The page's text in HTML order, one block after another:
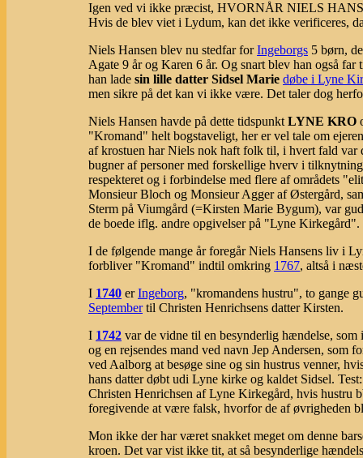
Igen ved vi ikke præcist, HVORNÅR NIELS
Hvis de blev viet i Lydum, kan det ikke verificeres,
Niels Hansen blev nu stedfar forIngeborgs 5 børn,
Agate 9 år og Karen 6 år. Og snart blev han også
han lade sin lille datter Sidsel Marie døbe i Lyne
men sikre på det kan vi ikke være. Det taler dog
Niels Hansen havde på dette tidspunkt LYNE KRO
"Kromand" helt bogstaveligt, her er vel tale om
af krostuen har Niels nok haft folk til, i hvert fald var
bugner af personer med forskellige hverv i
respekteret og i forbindelse med flere af områdets
Monsieur Bloch og Monsieur Agger af Østergård,
Sterm på Viumgård (=Kirsten Marie Bygum), var
de boede iflg. andre opgivelser på "Lyne Kirkegård".
I de følgende mange år foregår Niels Hansens liv i
forbliver "Kromand" indtil omkring 1767, altså i
I 1740 erIngeborg, "kromandens hustru", to gange
Septembertil Christen Henrichsens datter Kirsten.
I 1742 var de vidne til en besynderlig hændelse,
og en rejsendes mand ved navn Jep Andersen, som
ved Aalborg at besøge sine og sin hustrus venner,
hans datter døbt udi Lyne kirke og kaldet Sidsel.
Christen Henrichsen af Lyne Kirkegård, hvis hustru
foregivende at være falsk, hvorfor de af øvrigheden
Mon ikke der har været snakket meget om denne
kroen. Det var vist ikke tit, at så besynderlige